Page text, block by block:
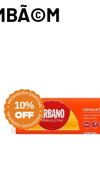
10%